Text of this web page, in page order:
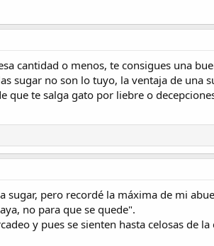
cantidad o menos, te consigues una
sugar no son lo tuyo, la ventaja de una
que te salga gato por liebre o
sugar, pero recordé la máxima de mi
no para que se quede".
y pues se sienten hasta celosas de